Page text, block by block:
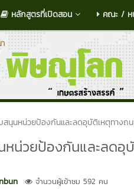
หลักสูตรที่เปิดสอน คณะ / ห
นุนหน่วยป้องกันและลดอุบัติเหตุทางถ
วยป้องกันและลดอุ
จำนวนผู้เข้าชม 592 คน